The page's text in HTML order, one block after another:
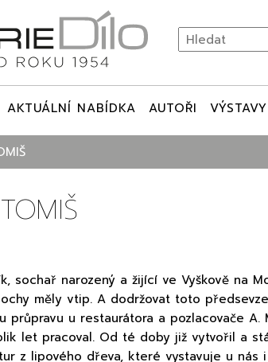
AKTUÁLNÍ NABÍDKA AUTOŘI VÝSTAVY
sochař narozený a žijící ve Vyškově na
měly vtip. A dodržovat toto
průpravu u restaurátora a pozlacovače A.
let pracoval. Od té doby již vytvořil a
z lipového dřeva, které vystavuje u nás i